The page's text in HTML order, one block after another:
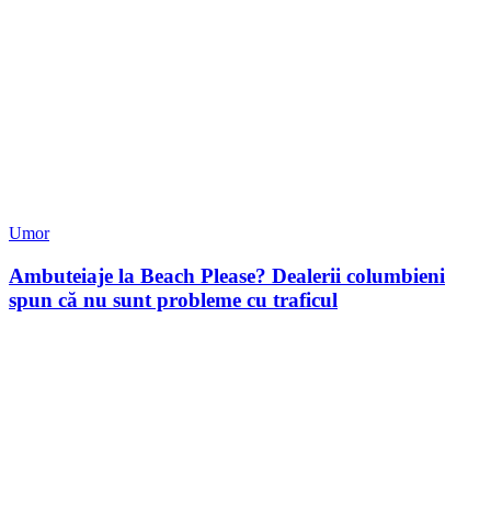
Umor
Ambuteiaje la Beach Please? Dealerii columbieni
spun că nu sunt probleme cu traficul